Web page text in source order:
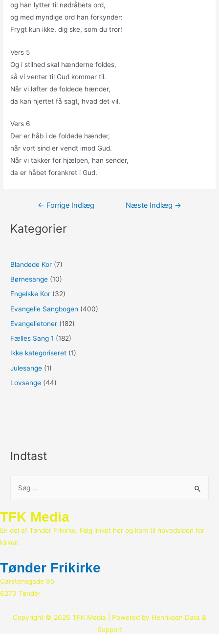
og han lytter til nødråbets ord,
og med myndige ord han forkynder:
Frygt kun ikke, dig ske, som du tror!
Vers 5
Og i stilhed skal hænderne foldes,
så vi venter til Gud kommer til.
Når vi løfter de foldede hænder,
da kan hjertet få sagt, hvad det vil.
Vers 6
Der er håb i de foldede hænder,
når vort sind er vendt imod Gud.
Når vi takker for hjælpen, han sender,
da er håbet forankret i Gud.
Indlægsnavigation
← Forrige Indlæg Næste Indlæg →
Kategorier
Blandede Kor (7)
Børnesange (10)
Engelske Kor (32)
Evangelie Sangbogen (400)
Evangelietoner (182)
Fælles Sang 1 (182)
Ikke kategoriseret (1)
Julesange (1)
Lovsange (44)
Indtast
e
f
t
r
TFK Media
En del af Tønder Frikirke. Følg linket her og kom til hovedsiden for
kirken.
Tønder Frikirke
Carstensgade 95
6270 Tønder
Copyright © 2026 TFK Media | Powered by Henriksen Data &
Support